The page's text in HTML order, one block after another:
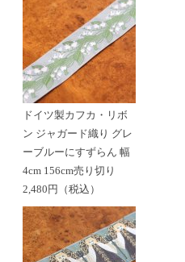
ドイツ製カフカ・リボ
ン ジャガード織り グレ
ーブルーにすずらん 幅
4cm 156cm売り切り
2,480円（税込）